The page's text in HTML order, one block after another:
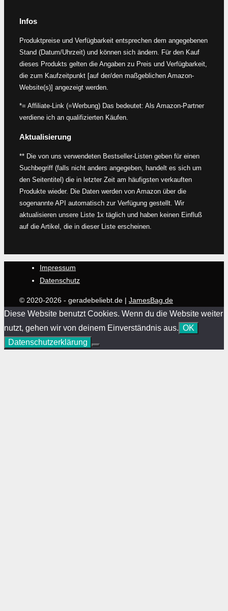
Infos
Produktpreise und Verfügbarkeit entsprechen dem angegebenen
Stand (Datum/Uhrzeit) und können sich ändern. Für den Kauf
dieses Produkts gelten die Angaben zu Preis und Verfügbarkeit,
die zum Kaufzeitpunkt [auf der/den maßgeblichen Amazon-
Website(s)] angezeigt werden.
*= Affiliate-Link (=Werbung) Das bedeutet: Als Amazon-Partner
verdiene ich an qualifizierten Käufen.
Aktualisierung
** Die von uns verwendeten Bestseller-Listen geben für einen
Suchbegriff (falls nicht anders angegeben, handelt es sich um
den Seitentitel) die in letzter Zeit am häufigsten verkauften
Produkte wieder. Die Daten werden von Amazon über die
sogenannte API automatisch zur Verfügung gestellt. Wir
aktualisieren unsere Liste 1x täglich und haben keinen Einfluß
auf die Artikel, die in dieser Liste erscheinen.
Impressum
Datenschutz
© 2020-2026 - geradebeliebt.de | JamesBag.de
Diese Website benutzt Cookies. Wenn du die Website weiter
nutzt, gehen wir von deinem Einverständnis aus. OK
Datenschutzerklärung